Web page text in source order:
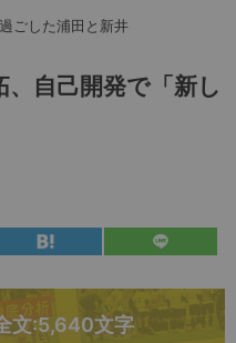
ごした浦田と新井
自己開発で「新し
文:5,640文字